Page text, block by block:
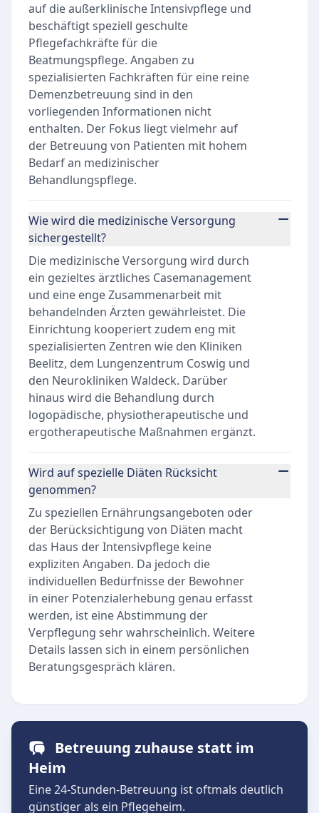
auf die außerklinische Intensivpflege und
beschäftigt speziell geschulte
Pflegefachkräfte für die
Beatmungspflege. Angaben zu
spezialisierten Fachkräften für eine reine
Demenzbetreuung sind in den
vorliegenden Informationen nicht
enthalten. Der Fokus liegt vielmehr auf
der Betreuung von Patienten mit hohem
Bedarf an medizinischer
Behandlungspflege.
Wie wird die medizinische Versorgung
sichergestellt?
Die medizinische Versorgung wird durch
ein gezieltes ärztliches Casemanagement
und eine enge Zusammenarbeit mit
behandelnden Ärzten gewährleistet. Die
Einrichtung kooperiert zudem eng mit
spezialisierten Zentren wie den Kliniken
Beelitz, dem Lungenzentrum Coswig und
den Neurokliniken Waldeck. Darüber
hinaus wird die Behandlung durch
logopädische, physiotherapeutische und
ergotherapeutische Maßnahmen ergänzt.
Wird auf spezielle Diäten Rücksicht
genommen?
Zu speziellen Ernährungsangeboten oder
der Berücksichtigung von Diäten macht
das Haus der Intensivpflege keine
expliziten Angaben. Da jedoch die
individuellen Bedürfnisse der Bewohner
in einer Potenzialerhebung genau erfasst
werden, ist eine Abstimmung der
Verpflegung sehr wahrscheinlich. Weitere
Details lassen sich in einem persönlichen
Beratungsgespräch klären.
Betreuung zuhause statt im
Heim
Eine 24-Stunden-Betreuung ist oftmals deutlich
günstiger als ein Pflegeheim.